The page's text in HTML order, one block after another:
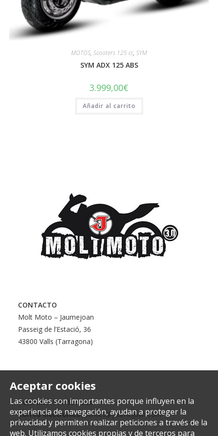
MOTOS, Scooters 125 cc, SYM
SYM ADX 125 ABS
3.999,00€
Añadir al carrito
Aceptar cookies
Las cookies son importantes porque influyen en la
experiencia de navegación, ayudan a proteger la
privacidad y permiten realizar peticiones a través de la
web. Utilizamos cookies propias y de terceros para
CONTACTO
Molt Moto – Jaumejoan
Passeig de l’Estació, 36
43800 Valls (Tarragona)
Teléfono:977 601 323
Correo electrónico: ventes@jaumejoan.com